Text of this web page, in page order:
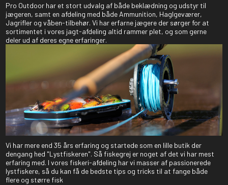
Pro Outdoor har et stort udvalg af både beklædning og udstyr til
jægeren, samt en afdeling med både Ammunition, Haglgeværer,
Jagrifler og våben-tilbehør. Vi har erfarne jægere der sørger for at
sortimentet i vores jagt-afdeling altid rammer plet, og som gerne
deler ud af deres egne erfaringer.
Vi har mere end 35 års erfaring og startede som en lille butik der
dengang hed "Lystfiskeren". Så fiskegrej er noget af det vi har mest
erfaring med. I vores fiskeri-afdeling har vi masser af passionerede
lystfiskere, så du kan få de bedste tips og tricks til at fange både
flere og større fisk